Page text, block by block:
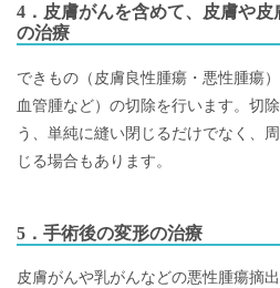
4．皮膚がんを含めて、皮膚や
の治療
できもの（皮膚良性腫瘍・悪性腫瘍
血管腫など）の切除を行います。切
う、単純に縫い閉じるだけでなく、
じる場合もあります。
5．手術後の変形の治療
皮膚がんや乳がんなどの悪性腫瘍摘